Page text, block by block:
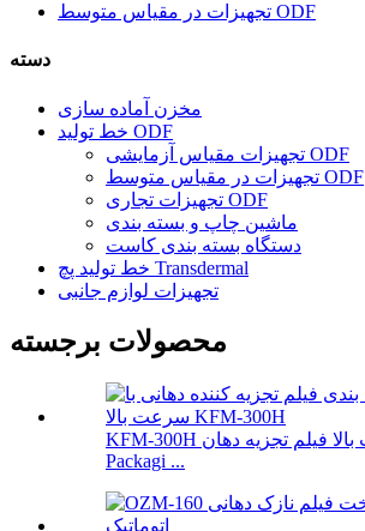
تجهیزات در مقیاس متوسط ​​ODF
دسته
مخزن آماده سازی
خط تولید ODF
تجهیزات مقیاس آزمایشی ODF
تجهیزات در مقیاس متوسط ​​ODF
تجهیزات تجاری ODF
ماشین چاپ و بسته بندی
دستگاه بسته بندی کاست
خط تولید پچ Transdermal
تجهیزات لوازم جانبی
محصولات برجسته
KFM-300H با سرعت بالا فیلم تجزیه دهان
Packagi ...